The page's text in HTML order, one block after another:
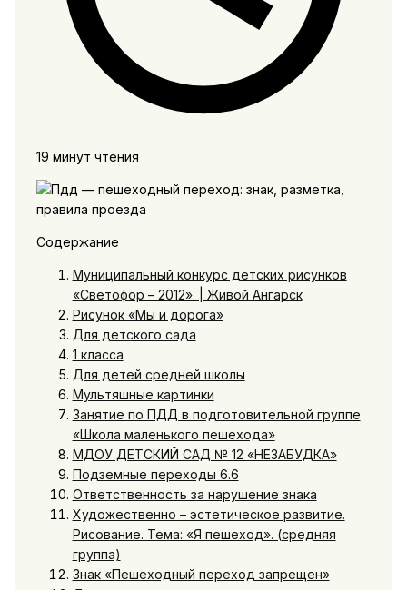
19 минут чтения
Содержание
Муниципальный конкурс детских рисунков
«Светофор – 2012». | Живой Ангарск
Рисунок «Мы и дорога»
Для детского сада
1 класса
Для детей средней школы
Мультяшные картинки
Занятие по ПДД в подготовительной группе
«Школа маленького пешехода»
МДОУ ДЕТСКИЙ САД № 12 «НЕЗАБУДКА»
Подземные переходы 6.6
Ответственность за нарушение знака
Художественно – эстетическое развитие.
Рисование. Тема: «Я пешеход». (средняя
группа)
Знак «Пешеходный переход запрещен»